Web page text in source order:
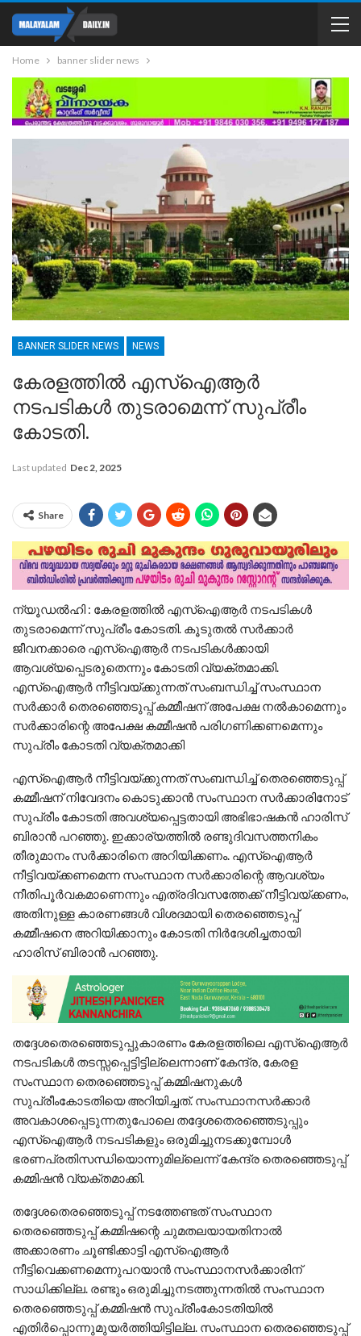
Home banner slider news
BANNER SLIDER NEWS NEWS
കേരളത്തില്‍ എസ്‌ഐആര്‍
നടപടികള്‍ തുടരാമെന്ന് സുപ്രീം
കോടതി.
Last updated Dec 2, 2025
Share
ന്യൂഡല്‍ഹി : കേരളത്തില്‍ എസ്‌ഐആര്‍ നടപടികള്‍
തുടരാമെന്ന് സുപ്രീം കോടതി. കൂടുതല്‍ സര്‍ക്കാര്‍
ജീവനക്കാരെ എസ്‌ഐആര്‍ നടപടികള്‍ക്കായി
ആവശ്യപ്പെടരുതെന്നും കോടതി വ്യക്തമാക്കി.
എസ്‌ഐആര്‍ നീട്ടിവയ്ക്കുന്നത് സംബന്ധിച്ച് സംസ്ഥാന
സര്‍ക്കാര്‍ തെരഞ്ഞെടുപ്പ് കമ്മീഷന് അപേക്ഷ നല്‍കാമെന്നും
സര്‍ക്കാരിന്റെ അപേക്ഷ കമ്മീഷന്‍ പരിഗണിക്കണമെന്നും
സുപ്രീം കോടതി വ്യക്തമാക്കി
എസ്‌ഐആര്‍ നീട്ടിവയ്ക്കുന്നത് സംബന്ധിച്ച് തെരഞ്ഞെടുപ്പ്
കമ്മീഷന് നിവേദനം കൊടുക്കാന്‍ സംസ്ഥാന സര്‍ക്കാരിനോട്
സുപ്രീം കോടതി അവശ്യപ്പെട്ടതായി അഭിഭാഷകന്‍ ഹാരിസ്
ബിരാന്‍ പറഞ്ഞു. ഇക്കാര്യത്തില്‍ രണ്ടുദിവസത്തനികം
തീരുമാനം സര്‍ക്കാരിനെ അറിയിക്കണം. എസ്‌ഐആര്‍
നീട്ടിവയ്ക്കണമെന്ന സംസ്ഥാന സര്‍ക്കാരിന്റെ ആവശ്യം
നീതിപൂര്‍വകമാണെന്നും എത്രദിവസത്തേക്ക് നീട്ടിവയ്ക്കണം,
അതിനുള്ള കാരണങ്ങള്‍ വിശദമായി തെരഞ്ഞെടുപ്പ്
കമ്മീഷനെ അറിയിക്കാനും കോടതി നിര്‍ദേശിച്ചതായി
ഹാരിസ് ബിരാന്‍ പറഞ്ഞു.
തദ്ദേശതെരഞ്ഞെടുപ്പുകാരണം കേരളത്തിലെ എസ്‌ഐആര്‍
നടപടികള്‍ തടസ്സപ്പെട്ടിട്ടില്ലെന്നാണ് കേന്ദ്ര, കേരള
സംസ്ഥാന തെരഞ്ഞെടുപ്പ് കമ്മിഷനുകള്‍
സുപ്രീംകോടതിയെ അറിയിച്ചത്. സംസ്ഥാനസര്‍ക്കാര്‍
അവകാശപ്പെടുന്നതുപോലെ തദ്ദേശതെരഞ്ഞെടുപ്പും
എസ്ഐആര്‍ നടപടികളും ഒരുമിച്ചുനടക്കുമ്പോള്‍
ഭരണപ്രതിസന്ധിയൊന്നുമില്ലെന്ന് കേന്ദ്ര തെരഞ്ഞെടുപ്പ്
കമ്മിഷന്‍ വ്യക്തമാക്കി.
തദ്ദേശതെരഞ്ഞെടുപ്പ് നടത്തേണ്ടത് സംസ്ഥാന
തെരഞ്ഞെടുപ്പ് കമ്മിഷന്റെ ചുമതലയായതിനാല്‍
അക്കാരണം ചൂണ്ടിക്കാട്ടി എസ്ഐആര്‍
നീട്ടിവെക്കണമെന്നുപറയാന്‍ സംസ്ഥാനസര്‍ക്കാരിന്
സാധിക്കില്ല. രണ്ടും ഒരുമിച്ചുനടത്തുന്നതില്‍ സംസ്ഥാന
തെരഞ്ഞെടുപ്പ് കമ്മിഷന്‍ സുപ്രീംകോടതിയില്‍
എതിര്‍പ്പൊന്നുമുയര്‍ത്തിയിട്ടില്ല. സംസ്ഥാന തെരഞ്ഞെടുപ്പ്